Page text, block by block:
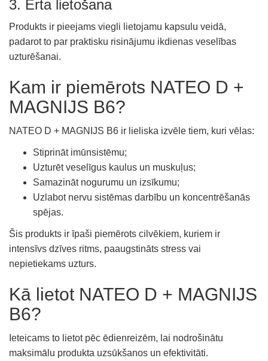
3. Ērta lietošana
Produkts ir pieejams viegli lietojamu kapsulu veidā,
padarot to par praktisku risinājumu ikdienas veselības
uzturēšanai.
Kam ir piemērots NATEO D +
MAGNIJS B6?
NATEO D + MAGNIJS B6 ir lieliska izvēle tiem, kuri vēlas:
Stiprināt imūnsistēmu;
Uzturēt veselīgus kaulus un muskuļus;
Samazināt nogurumu un izsīkumu;
Uzlabot nervu sistēmas darbību un koncentrēšanās
spējas.
Šis produkts ir īpaši piemērots cilvēkiem, kuriem ir
intensīvs dzīves ritms, paaugstināts stress vai
nepietiekams uzturs.
Kā lietot NATEO D + MAGNIJS
B6?
Ieteicams to lietot pēc ēdienreizēm, lai nodrošinātu
maksimālu produkta uzsūkšanos un efektivitāti.